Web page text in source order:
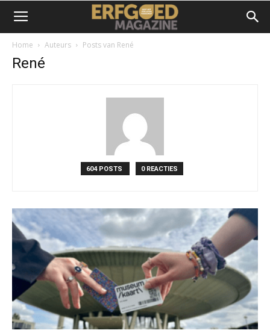
Home Auteurs Posts van René
René
604 POSTS 0 REACTIES